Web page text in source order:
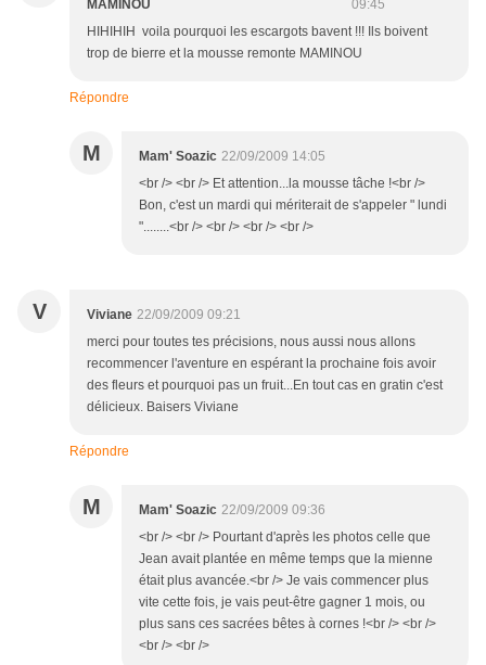
MAMINOU
09:45
HIHIHIH voila pourquoi les escargots bavent !!! Ils boivent
trop de bierre et la mousse remonte MAMINOU
Répondre
M Mam' Soazic 22/09/2009 14:05
<br /> <br /> Et attention...la mousse tâche !<br />
Bon, c'est un mardi qui mériterait de s'appeler " lundi
"........<br /> <br /> <br /> <br />
V Viviane 22/09/2009 09:21
merci pour toutes tes précisions, nous aussi nous allons
recommencer l'aventure en espérant la prochaine fois avoir
des fleurs et pourquoi pas un fruit...En tout cas en gratin c'est
délicieux. Baisers Viviane
Répondre
M Mam' Soazic 22/09/2009 09:36
<br /> <br /> Pourtant d'après les photos celle que
Jean avait plantée en même temps que la mienne
était plus avancée.<br /> Je vais commencer plus
vite cette fois, je vais peut-être gagner 1 mois, ou
plus sans ces sacrées bêtes à cornes !<br /> <br />
<br /> <br />